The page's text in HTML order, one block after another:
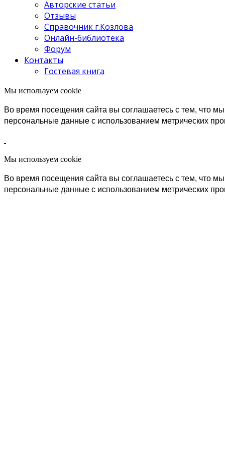
Авторские статьи
Отзывы
Справочник г.Козлова
Онлайн-библиотека
Форум
Контакты
Гостевая книга
Мы используем cookie
Во время посещения сайта вы соглашаетесь с тем, что
персональные данные с использованием метрических
Мы используем cookie
Во время посещения сайта вы соглашаетесь с тем, что
персональные данные с использованием метрических